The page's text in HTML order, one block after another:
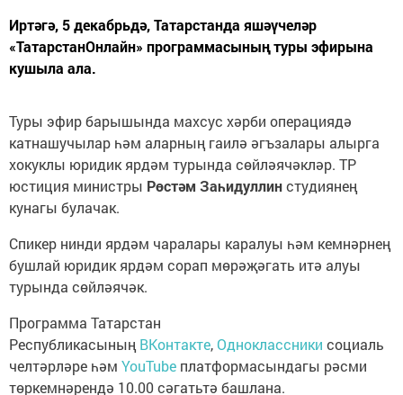
Иртәгә, 5 декабрьдә, Татарстанда яшәүчеләр
«ТатарстанОнлайн» программасының туры эфирына
кушыла ала.
Туры эфир барышында махсус хәрби операциядә
катнашучылар һәм аларның гаилә әгъзалары алырга
хокуклы юридик ярдәм турында сөйләячәкләр. ТР
юстиция министры Рөстәм Заһидуллинстудиянең
кунагы булачак.
Спикер нинди ярдәм чаралары каралуы һәм кемнәрнең
бушлай юридик ярдәм сорап мөрәҗәгать итә алуы
турында сөйләячәк.
Программа Татарстан
Республикасының ВКонтакте, Одноклассники социаль
челтәрләре һәм YouTube платформасындагы рәсми
төркемнәрендә 10.00 сәгатьтә башлана.